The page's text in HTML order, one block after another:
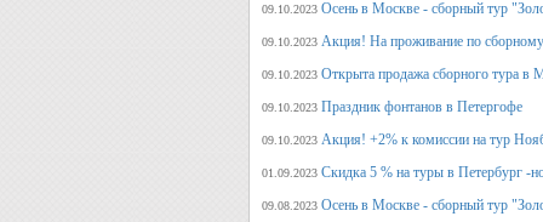
09.10.2023 Осень в Москве - сборный тур
09.10.2023 Акция! На проживание по
09.10.2023 Открыта продажа сборного тура в
09.10.2023 Праздник фонтанов в Петергофе
09.10.2023 Акция! +2% к комиссии на тур
01.09.2023 Скидка 5 % на туры в Петербург -
09.08.2023 Осень в Москве - сборный тур